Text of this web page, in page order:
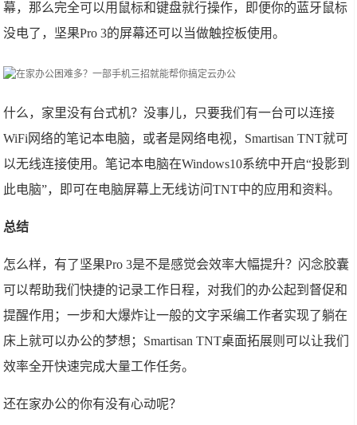
幕，那么完全可以用鼠标和键盘就行操作，即便你的蓝牙鼠标
没电了，坚果Pro 3的屏幕还可以当做触控板使用。
什么，家里没有台式机？没事儿，只要我们有一台可以连接
WiFi网络的笔记本电脑，或者是网络电视，Smartisan TNT就可
以无线连接使用。笔记本电脑在Windows10系统中开启“投影到
此电脑”，即可在电脑屏幕上无线访问TNT中的应用和资料。
总结
怎么样，有了坚果Pro 3是不是感觉会效率大幅提升？闪念胶囊
可以帮助我们快捷的记录工作日程，对我们的办公起到督促和
提醒作用；一步和大爆炸让一般的文字采编工作者实现了躺在
床上就可以办公的梦想；Smartisan TNT桌面拓展则可以让我们
效率全开快速完成大量工作任务。
还在家办公的你有没有心动呢？